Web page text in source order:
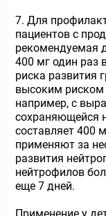
7. Для
пациентов с
рекомендуемая
400 мг один раз
риска развития
высоким риском
например, с
сохраняющейся
составляет 400
применяют за
развития
нейтрофилов
еще 7 дней.